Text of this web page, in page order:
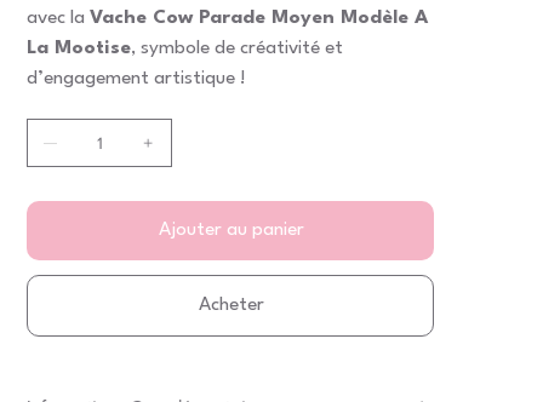
avec laVache Cow Parade Moyen Modèle A
La Mootise, symbole de créativité et
d’engagement artistique !
Ajouter au panier
Acheter